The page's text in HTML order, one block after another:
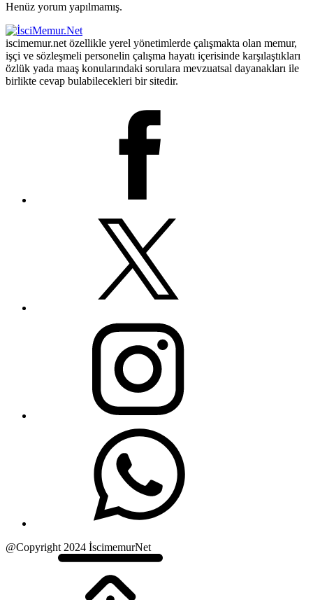
Henüz yorum yapılmamış.
iscimemur.net özellikle yerel yönetimlerde çalışmakta olan memur,
işçi ve sözleşmeli personelin çalışma hayatı içerisinde karşılaştıkları
özlük yada maaş konularındaki sorulara mevzuatsal dayanakları ile
birlikte cevap bulabilecekleri bir sitedir.
@Copyright 2024 İscimemurNet